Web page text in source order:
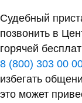
Судебный
позвонить в
горячей
8 (800) 303 00
избегать
это может